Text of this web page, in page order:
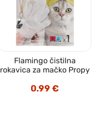
Flamingo čistilna
rokavica za mačko Propy
0.99€